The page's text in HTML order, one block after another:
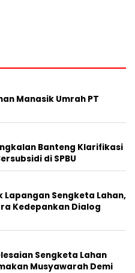
Manasik Umrah PT
Banteng Klarifikasi
di SPBU
Lapangan Sengketa Lahan,
Kedepankan Dialog
Sengketa Lahan
Musyawarah Demi